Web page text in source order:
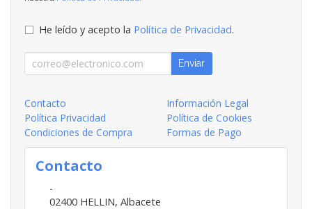
He leído y acepto la Política de Privacidad.
Enviar
Contacto
Información Legal
Política Privacidad
Política de Cookies
Condiciones de Compra
Formas de Pago
Contacto
-
02400 HELLIN, Albacete